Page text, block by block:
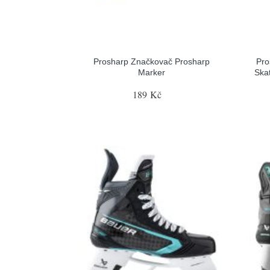
Prosharp Značkovač Prosharp
Marker
189 Kč